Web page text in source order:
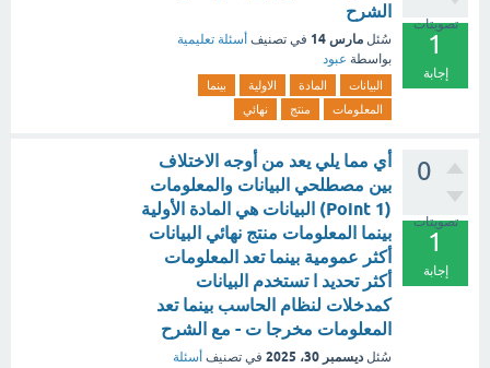
تصويتات
1
إجابة
الشرح
سُئل مارس 14 في تصنيف أسئلة تعليمية
بواسطة عبود
البيانات المادة الاولية
بينما
المعلومات
منتج نهائي
0
تصويتات
1
إجابة
أي مما يلي يعد من أوجه الاختلاف
بين مصطلحي البيانات والمعلومات
(1 Point) البيانات هي المادة الأولية
بينما المعلومات منتج نهائي البيانات
أكثر عمومية بينما تعد المعلومات
أكثر تحديد ا تستخدم البيانات
كمدخلات لنظام الحاسب بينما تعد
المعلومات مخرجا ت - مع الشرح
سُئل ديسمبر 30، 2025 في تصنيف أسئلة